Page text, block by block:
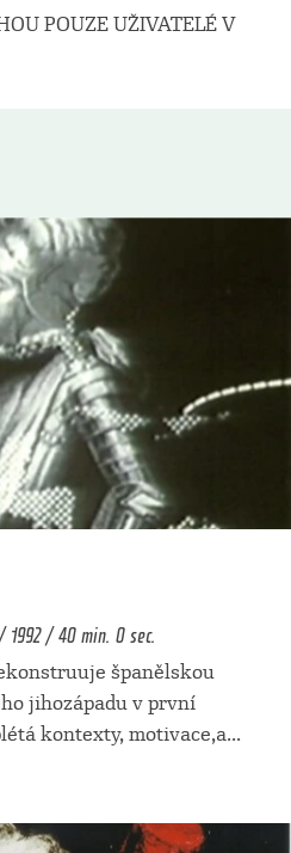
POUZE UŽIVATELÉ V
/ 40 min. 0 sec.
španělskou
jihozápadu v první
kontexty, motivace,a...